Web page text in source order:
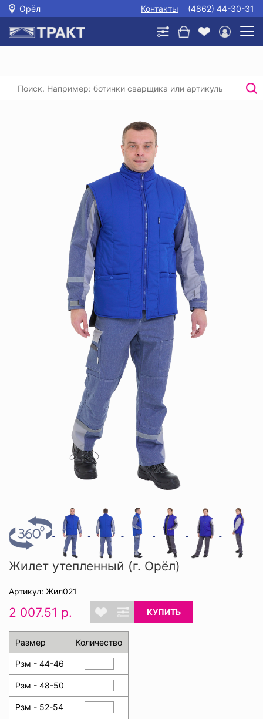
Орёл Контакты (4862) 44-30-31
Главная / /
Утепленные жилеты
Жилет утепленный
Жилет утепленный (г. Орёл)
Артикул: Жил021
2 007.51 р. КУПИТЬ
Размер Количество
Рзм - 44-46
Рзм - 48-50
Рзм - 52-54